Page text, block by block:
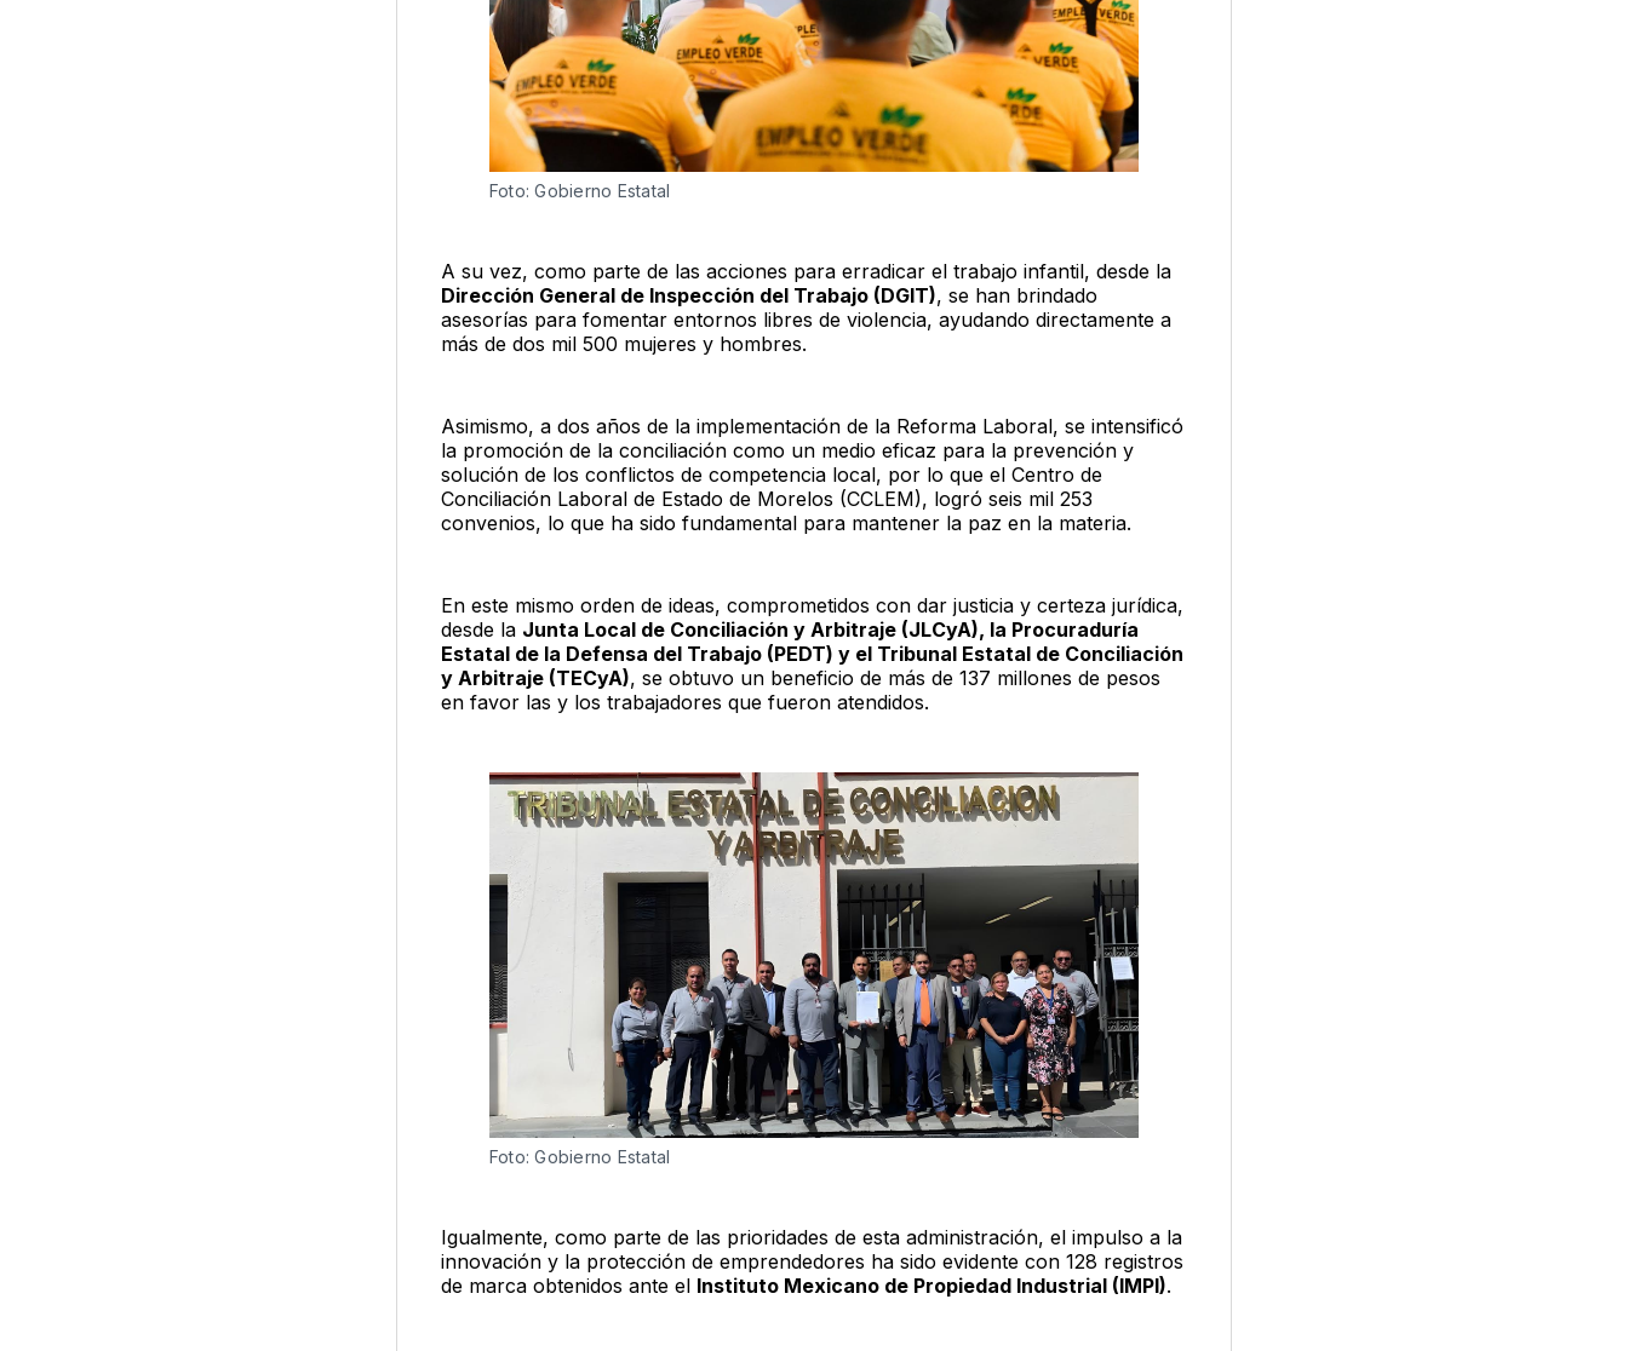
Foto: Gobierno Estatal
A su vez, como parte de las acciones para erradicar el trabajo infantil, desde la
Dirección General de Inspección del Trabajo (DGIT), se han brindado
asesorías para fomentar entornos libres de violencia, ayudando directamente a
más de dos mil 500 mujeres y hombres.
Asimismo, a dos años de la implementación de la Reforma Laboral, se intensificó
la promoción de la conciliación como un medio eficaz para la prevención y
solución de los conflictos de competencia local, por lo que el Centro de
Conciliación Laboral de Estado de Morelos (CCLEM), logró seis mil 253
convenios, lo que ha sido fundamental para mantener la paz en la materia.
En este mismo orden de ideas, comprometidos con dar justicia y certeza jurídica,
desde la Junta Local de Conciliación y Arbitraje (JLCyA), la Procuraduría
Estatal de la Defensa del Trabajo (PEDT) y el Tribunal Estatal de Conciliación
y Arbitraje (TECyA), se obtuvo un beneficio de más de 137 millones de pesos
en favor las y los trabajadores que fueron atendidos.
Foto: Gobierno Estatal
Igualmente, como parte de las prioridades de esta administración, el impulso a la
innovación y la protección de emprendedores ha sido evidente con 128 registros
de marca obtenidos ante el Instituto Mexicano de Propiedad Industrial (IMPI).